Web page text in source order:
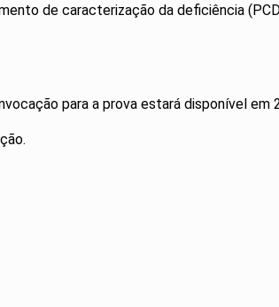
de caracterização da deficiência
para a prova estará disponível em